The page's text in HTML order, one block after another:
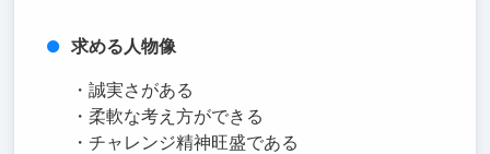
求める人物像
・誠実さがある
・柔軟な考え方ができる
・チャレンジ精神旺盛である